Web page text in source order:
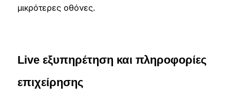
μικρότερες οθόνες.
Live εξυπηρέτηση και πληροφορίες
επιχείρησης